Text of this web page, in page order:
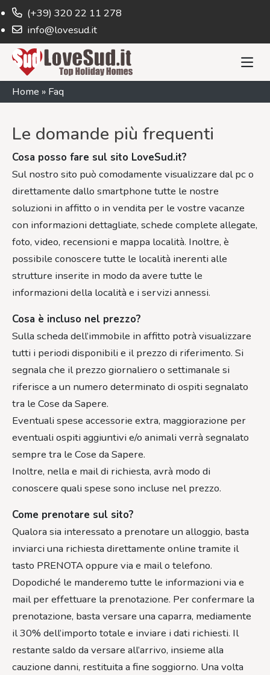
(+39) 320 22 11 278
info@lovesud.it
Home » Faq
Le domande più frequenti
Cosa posso fare sul sito LoveSud.it?
Sul nostro sito può comodamente visualizzare dal pc o
direttamente dallo smartphone tutte le nostre
soluzioni in affitto o in vendita per le vostre vacanze
con informazioni dettagliate, schede complete allegate,
foto, video, recensioni e mappa località. Inoltre, è
possibile conoscere tutte le località inerenti alle
strutture inserite in modo da avere tutte le
informazioni della località e i servizi annessi.
Cosa è incluso nel prezzo?
Sulla scheda dell’immobile in affitto potrà visualizzare
tutti i periodi disponibili e il prezzo di riferimento. Si
segnala che il prezzo giornaliero o settimanale si
riferisce a un numero determinato di ospiti segnalato
tra le Cose da Sapere.
Eventuali spese accessorie extra, maggiorazione per
eventuali ospiti aggiuntivi e/o animali verrà segnalato
sempre tra le Cose da Sapere.
Inoltre, nella e mail di richiesta, avrà modo di
conoscere quali spese sono incluse nel prezzo.
Come prenotare sul sito?
Qualora sia interessato a prenotare un alloggio, basta
inviarci una richiesta direttamente online tramite il
tasto PRENOTA oppure via e mail o telefono.
Dopodiché le manderemo tutte le informazioni via e
mail per effettuare la prenotazione. Per confermare la
prenotazione, basta versare una caparra, mediamente
il 30% dell’importo totale e inviare i dati richiesti. Il
restante saldo da versare all’arrivo, insieme alla
cauzione danni, restituita a fine soggiorno. Una volta